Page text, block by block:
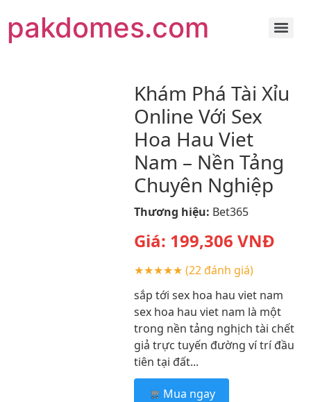
pakdomes.com
Khám Phá Tài Xỉu
Online Với Sex
Hoa Hau Viet
Nam – Nền Tảng
Chuyên Nghiệp
Thương hiệu: Bet365
Giá: 199,306 VNĐ
★★★★★ (22 đánh giá)
sắp tới sex hoa hau viet nam
sex hoa hau viet nam là một
trong nền tảng nghịch tài chết
giả trực tuyến đường ví trí đầu
tiên tại đất...
Mua ngay